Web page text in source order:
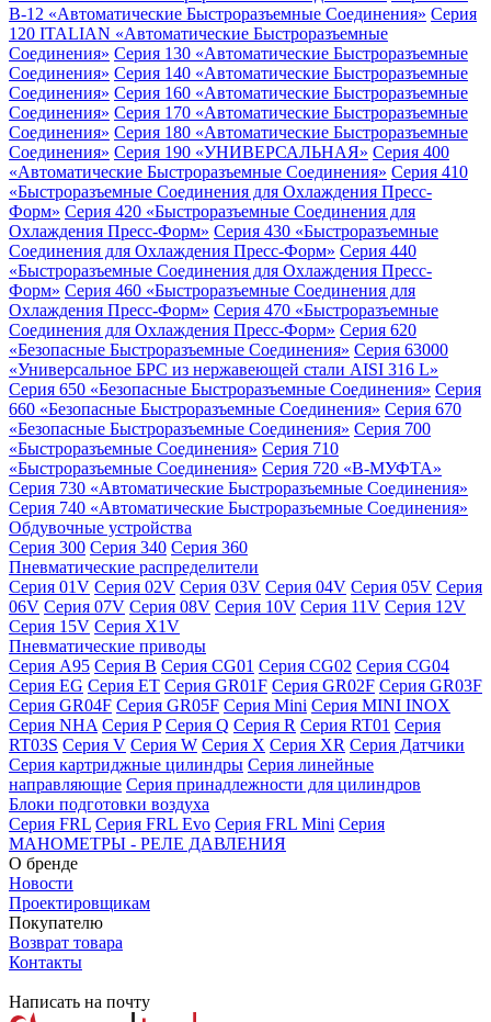
B-12 «Автоматические Быстроразъемные Соединения» Серия
120 ITALIAN «Автоматические Быстроразъемные
Соединения» Серия 130 «Автоматические Быстроразъемные
Соединения» Серия 140 «Автоматические Быстроразъемные
Соединения» Серия 160 «Автоматические Быстроразъемные
Соединения» Серия 170 «Автоматические Быстроразъемные
Соединения» Серия 180 «Автоматические Быстроразъемные
Соединения» Серия 190 «УНИВЕРСАЛЬНАЯ» Серия 400
«Автоматические Быстроразъемные Соединения» Серия 410
«Быстроразъемные Соединения для Охлаждения Пресс-
Форм» Серия 420 «Быстроразъемные Соединения для
Охлаждения Пресс-Форм» Серия 430 «Быстроразъемные
Соединения для Охлаждения Пресс-Форм» Серия 440
«Быстроразъемные Соединения для Охлаждения Пресс-
Форм» Серия 460 «Быстроразъемные Соединения для
Охлаждения Пресс-Форм» Серия 470 «Быстроразъемные
Соединения для Охлаждения Пресс-Форм» Серия 620
«Безопасные Быстроразъемные Соединения» Серия 63000
«Универсальное БРС из нержавеющей стали AISI 316 L»
Серия 650 «Безопасные Быстроразъемные Соединения» Серия
660 «Безопасные Быстроразъемные Соединения» Серия 670
«Безопасные Быстроразъемные Соединения» Серия 700
«Быстроразъемные Соединения» Серия 710
«Быстроразъемные Соединения» Серия 720 «B-МУФТА»
Серия 730 «Автоматические Быстроразъемные Соединения»
Серия 740 «Автоматические Быстроразъемные Соединения»
Обдувочные устройства
Серия 300 Серия 340 Серия 360
Пневматические распределители
Серия 01V Серия 02V Серия 03V Серия 04V Серия 05V Серия
06V Серия 07V Серия 08V Серия 10V Серия 11V Серия 12V
Серия 15V Серия X1V
Пневматические приводы
Серия A95 Серия B Серия CG01 Серия CG02 Серия CG04
Серия EG Серия ET Серия GR01F Серия GR02F Серия GR03F
Серия GR04F Серия GR05F Серия Mini Серия MINI INOX
Серия NHA Серия P Серия Q Серия R Серия RT01 Серия
RT03S Серия V Серия W Серия X Серия XR Серия Датчики
Серия картриджные цилиндры Серия линейные
направляющие Серия принадлежности для цилиндров
Блоки подготовки воздуха
Серия FRL Серия FRL Evo Серия FRL Mini Серия
МАНОМЕТРЫ - РЕЛЕ ДАВЛЕНИЯ
О бренде
Новости
Проектировщикам
Покупателю
Возврат товара
Контакты
Написать на почту